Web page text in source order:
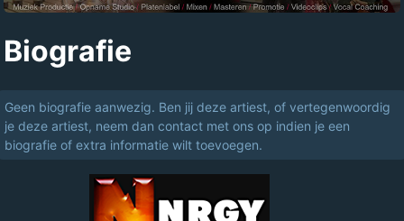
Biografie
Geen biografie aanwezig. Ben jij deze artiest, of vertegenwoordig
je deze artiest, neem dan contact met ons op indien je een
biografie of extra informatie wilt toevoegen.